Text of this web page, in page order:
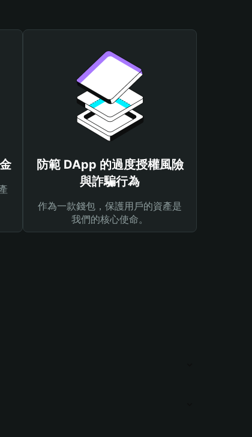
防範 DApp 的過度授權風險
與詐騙行為
作為一款錢包，保護用戶的資產是
我們的核心使命。